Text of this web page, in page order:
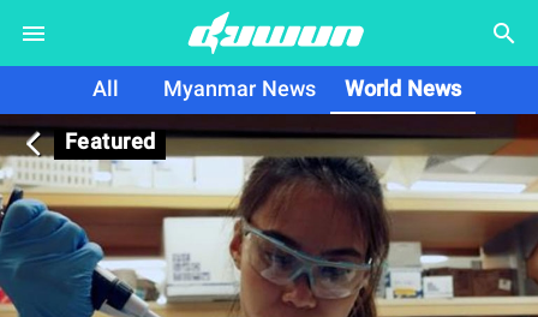
search
All Myanmar News
World News
Featured
arrow_back_ios